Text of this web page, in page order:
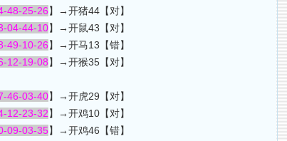
48-25-26】→开猪44【对】
04-44-10】→开鼠43【对】
49-10-26】→开马13【错】
12-19-08】→开猴35【对】
46-03-40】→开虎29【对】
12-23-32】→开鸡10【对】
09-03-35】→开鸡46【错】